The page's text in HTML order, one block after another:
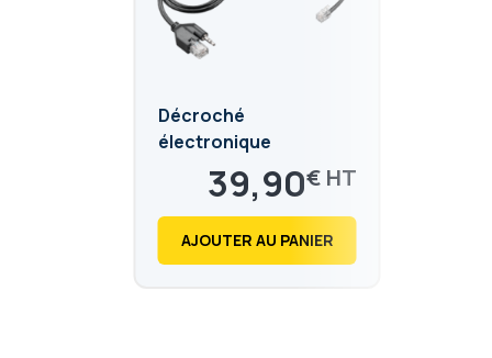
Décroché
électronique
Plantronics APD-80
pour Fanvil
39,90€
47,88
AJOUTER AU PANIER